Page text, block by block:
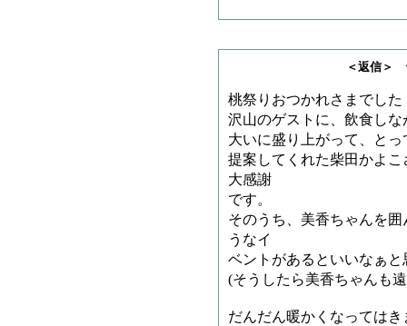
＜返信＞ テツさ
桃祭りおつかれさまでし
沢山のゲストに、飲食し
大いに盛り上がって、と
提案してくれた柴田かよ
大感謝
です。
そのうち、美香ちゃんを
うなイ
ベントがあるといいなぁ
(そうしたら美香ちゃんも
だんだん暖かくなっては